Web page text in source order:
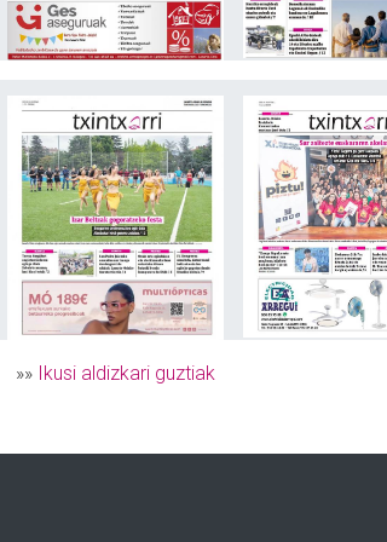
»» Ikusi aldizkari guztiak